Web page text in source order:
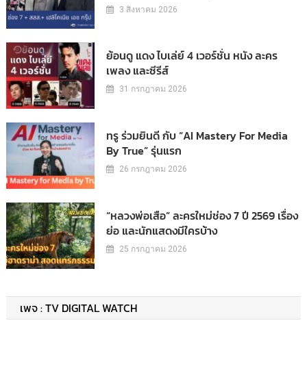
3 สิงหาคม 2026
ย้อนดู แดง ไบเล่ย์ 4 เวอร์ชั่น หนัง ละคร
เพลง และซีรีส์
31 กรกฎาคม 2026
ทรู ร่วมยินดี กับ “AI Mastery For Media
By True” รุ่นแรก
26 กรกฎาคม 2026
“หลวงพ่อเสือ” ละครใหม่ช่อง 7 ปี 2569 เรื่อง
ย่อ และนักแสดงมีใครบ้าง
25 กรกฎาคม 2026
เพจ : TV DIGITAL WATCH